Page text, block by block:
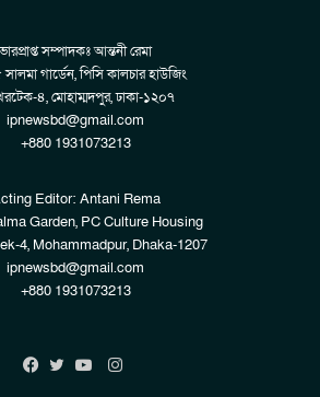
ভারপ্রাপ্ত সম্পাদকঃ আন্তনী রেমা
গার্ডেন, পিসি কালচার হাউজিং
৪, মোহাম্মদপুর, ঢাকা-১২০৭
ipnewsbd@gmail.com
+880 1931073213
Editor: Antani Rema
Garden, PC Culture Housing
4, Mohammadpur, Dhaka-1207
ipnewsbd@gmail.com
+880 1931073213
Instagram